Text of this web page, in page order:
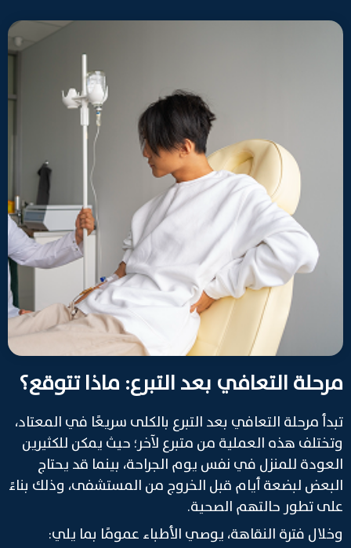
مرحلة التعافي بعد التبرع: ماذا تتوقع؟
تبدأ مرحلة التعافي بعد التبرع بالكلى سريعًا في المعتاد،
وتختلف هذه العملية من متبرع لآخر؛ حيث يمكن للكثيرين
العودة للمنزل في نفس يوم الجراحة، بينما قد يحتاج
البعض لبضعة أيام قبل الخروج من المستشفى، وذلك بناءً
على تطور حالتهم الصحية.
وخلال فترة النقاهة، يوصي الأطباء عمومًا بما يلي: